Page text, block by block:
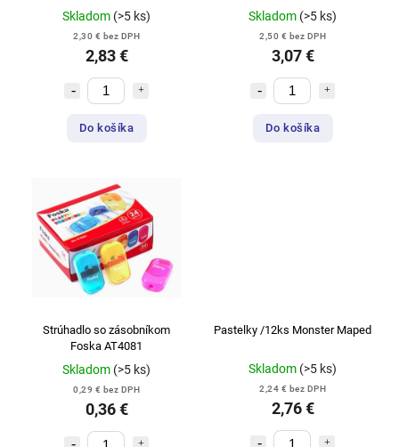
Skladom (>5 ks)
2,30 € bez DPH
2,83 €
Do košíka
Skladom (>5 ks)
2,50 € bez DPH
3,07 €
Do košíka
Strúhadlo so zásobníkom
Foska AT4081
Skladom (>5 ks)
0,29 € bez DPH
0,36 €
Pastelky /12ks Monster Maped
Skladom (>5 ks)
2,24 € bez DPH
2,76 €